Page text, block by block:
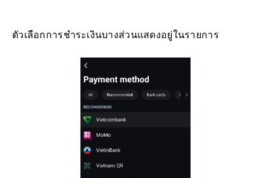
ตัวเลือกการชำระเงินบางส่วนแสดงอยู่ในรายการ